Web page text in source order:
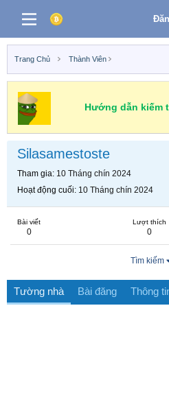
Trang Chủ Thành Viên
Hướng dẫn kiếm
Silasamestoste
Tham gia 10 Tháng chín 2024
Hoạt động cuối 10 Tháng chín 2024
Bài viết
0
Lượt thích
0
Tìm kiếm
Tường nhà Bài đăng Thông